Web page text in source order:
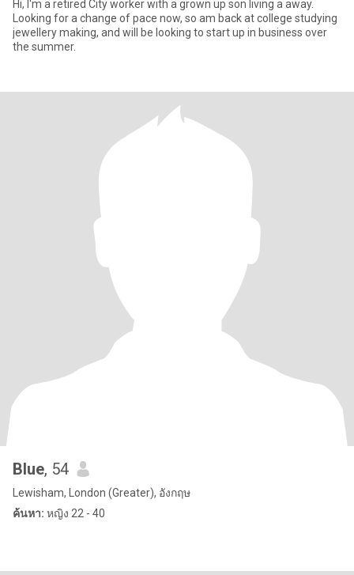
Hi, I'm a retired City worker with a grown up son living a away.
Looking for a change of pace now, so am back at college studying
jewellery making, and will be looking to start up in business over
the summer.
Blue, 54
Lewisham, London (Greater), อังกฤษ
ค้นหา: หญิง 22 - 40